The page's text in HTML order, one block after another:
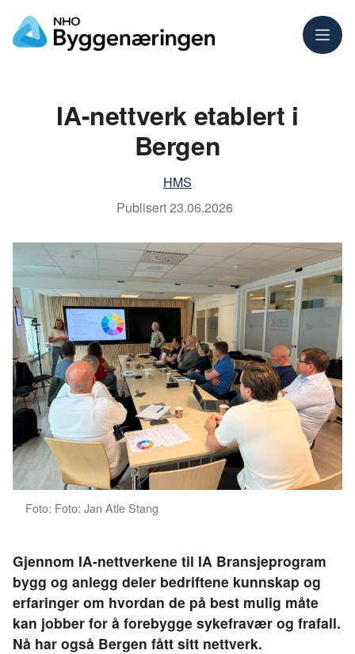
Meny
IA-nettverk etablert i
Bergen
HMS
Publisert23.06.2026
Foto: Foto: Jan Atle Stang
Gjennom IA-nettverkene til IA Bransjeprogram
bygg og anlegg deler bedriftene kunnskap og
erfaringer om hvordan de på best mulig måte
kan jobber for å forebygge sykefravær og frafall.
Nå har også Bergen fått sitt nettverk.